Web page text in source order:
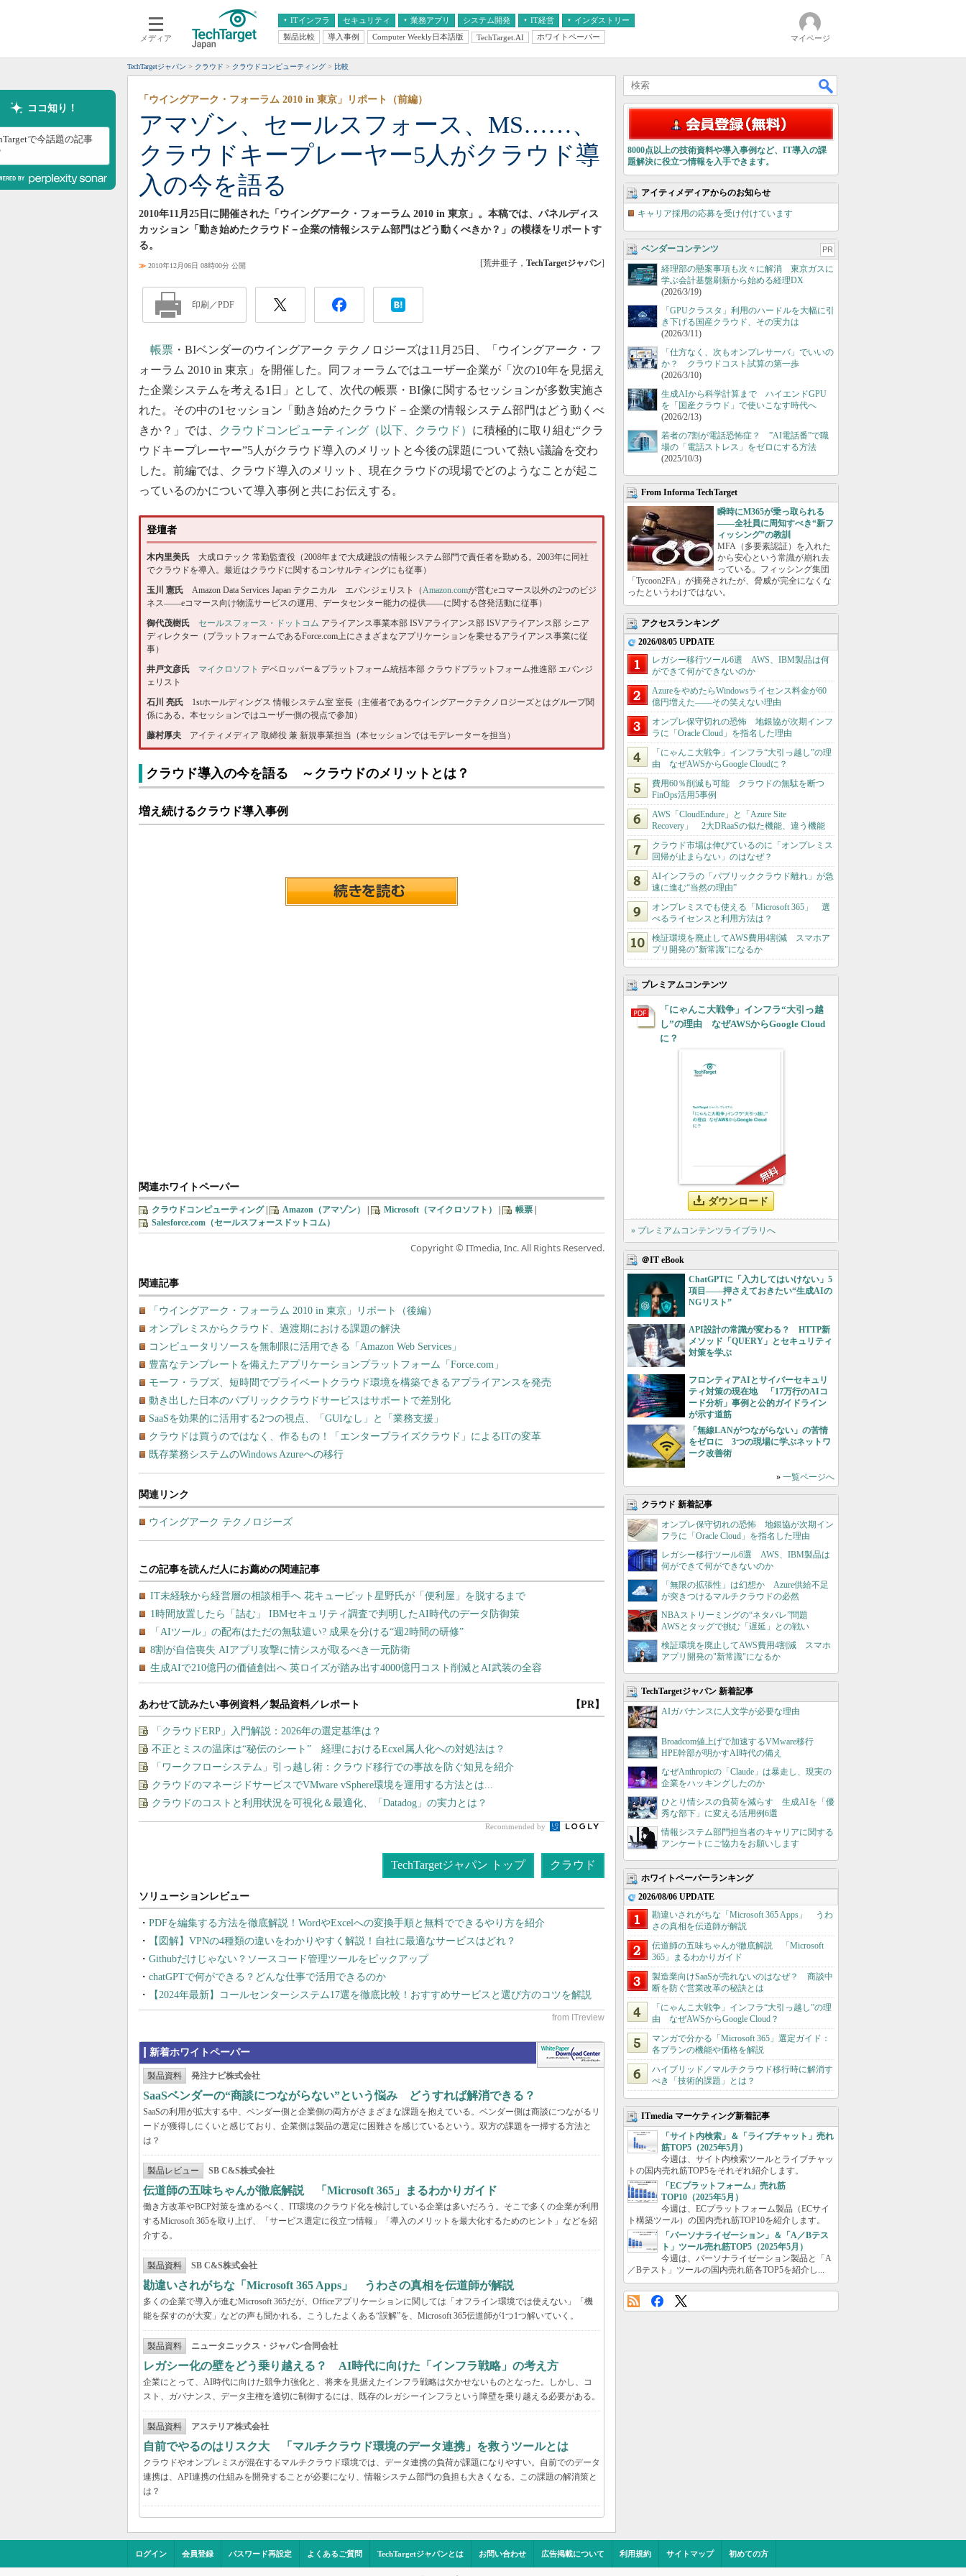
メディア
ITインフラ
クラウド
スマートモバイル
ネットワーク
システム運用管理
セキュリティ 業務アプリ
エンタープライズAI
ERP
CX
情報系システム
システム開発 IT経営
経営とIT
インダストリー
医療IT
製品比較 導入事例 Computer Weekly日本語版 TechTarget.AI ホワイトペーパー マイページ
TechTargetジャパン クラウド クラウドコンピューティング 比較
ココ知り！
で今話題の記事
アマゾン、セールスフォース、MS……、
クラウドキープレーヤー5人がクラウド導
入の今を語る
「ウイングアーク・フォーラム 2010 in 東京」リポート（前編）
2010年11月25日に開催された「ウイングアーク・フォーラム 2010 in 東京」。本稿では、パネルディス
カッション「動き始めたクラウド－企業の情報システム部門はどう動くべきか？」の模様をリポートす
る。
≫ 2010年12月06日 08時00分 公開 [荒井亜子， TechTargetジャパン]
印刷／PDF
帳票 ・BIベンダーのウイングアーク テクノロジーズは11月25日、「ウイングアーク・フ
ォーラム 2010 in 東京」を開催した。同フォーラムではユーザー企業が「次の10年を見据え
た企業システムを考える1日」として、次代の帳票・BI像に関するセッションが多数実施さ
れた。その中の1セッション「動き始めたクラウド－企業の情報システム部門はどう動くべ
きか？」では、
クラウドコンピューティング（以下、クラウド） に積極的に取り組む“クラ
ウドキープレーヤー”5人がクラウド導入のメリットと今後の課題について熱い議論を交わ
した。前編では、クラウド導入のメリット、現在クラウドの現場でどのようなことが起こ
っているのかについて導入事例と共にお伝えする。
登壇者
木内里美氏 大成ロテック 常勤監査役（2008年まで大成建設の情報システム部門で責任者を勤める。2003年に同社
でクラウドを導入。最近はクラウドに関するコンサルティングにも従事）
玉川 憲氏 Amazon Data Services Japan テクニカル エバンジェリスト（Amazon.comが営むeコマース以外の2つのビジ
ネス――eコマース向け物流サービスの運用、データセンター能力の提供――に関する啓発活動に従事）
御代茂樹氏
セールスフォース・ドットコム アライアンス事業本部 ISVアライアンス部 ISVアライアンス部 シニア
ディレクター（プラットフォームであるForce.com上にさまざまなアプリケーションを乗せるアライアンス事業に従
事）
井戸文彦氏
マイクロソフト デベロッパー＆プラットフォーム統括本部 クラウドプラットフォーム推進部 エバンジ
ェリスト
石川 亮氏 1stホールディングス 情報システム室 室長（主催者であるウイングアークテクノロジーズとはグループ関
係にある。本セッションではユーザー側の視点で参加）
藤村厚夫 アイティメディア 取締役 兼 新規事業担当（本セッションではモデレーターを担当）
クラウド導入の今を語る ～クラウドのメリットとは？
増え続けるクラウド導入事例
関連ホワイトペーパー
クラウドコンピューティング| Amazon（アマゾン） Microsoft（マイクロソフト） 帳票
Salesforce.com（セールスフォースドットコム）
Copyright © ITmedia, Inc. All Rights Reserved.
関連記事
「ウイングアーク・フォーラム 2010 in 東京」リポート（後編）
オンプレミスからクラウド、過渡期における課題の解決
コンピュータリソースを無制限に活用できる「Amazon Web Services」
豊富なテンプレートを備えたアプリケーションプラットフォーム「Force.com」
モーフ・ラブズ、短時間でプライベートクラウド環境を構築できるアプライアンスを発売
動き出した日本のパブリッククラウドサービスはサポートで差別化
SaaSを効果的に活用する2つの視点、「GUIなし」と「業務支援」
クラウドは買うのではなく、作るもの！「エンタープライズクラウド」によるITの変革
既存業務システムのWindows Azureへの移行
関連リンク
ウイングアーク テクノロジーズ
あわせて読みたい事例資料／製品資料／レポート 【PR】
「クラウドERP」入門解説：2026年の選定基準は？
不正とミスの温床は“秘伝のシート” 経理におけるEcxel属人化への対処法は？
「ワークフローシステム」引っ越し術：クラウド移行での事故を防ぐ知見を紹介
クラウドのマネージドサービスでVMware vSphere環境を運用する方法とは...
クラウドのコストと利用状況を可視化＆最適化、「Datadog」の実力とは？
Recommended by
TechTargetジャパン トップ クラウド
PDFを編集する方法を徹底解説！WordやExcelへの変換手順と無料でできるやり方を紹介
【図解】VPNの4種類の違いをわかりやすく解説！自社に最適なサービスはどれ？
Githubだけじゃない？ソースコード管理ツールをピックアップ
chatGPTで何ができる？どんな仕事で活用できるのか
【2024年最新】コールセンターシステム17選を徹底比較！おすすめサービスと選び方のコツを解説
新着ホワイトペーパー
製品資料 発注ナビ株式会社
SaaSベンダーの“商談につながらない”という悩み どうすれば解消できる？
SaaSの利用が拡大する中、ベンダー側と企業側の両方がさまざまな課題を抱えている。ベンダー側は商談につながるリ
ードが獲得しにくいと感じており、企業側は製品の選定に困難さを感じているという。双方の課題を一掃する方法と
は？
製品レビュー SB C&S株式会社
伝道師の五味ちゃんが徹底解説 「Microsoft 365」まるわかりガイド
働き方改革やBCP対策を進めるべく、IT環境のクラウド化を検討している企業は多いだろう。そこで多くの企業が利用
するMicrosoft 365を取り上げ、「サービス選定に役立つ情報」「導入のメリットを最大化するためのヒント」などを紹
介する。
製品資料 SB C&S株式会社
勘違いされがちな「Microsoft 365 Apps」 うわさの真相を伝道師が解説
多くの企業で導入が進むMicrosoft 365だが、Officeアプリケーションに関しては「オフライン環境では使えない」「機
能を探すのが大変」などの声も聞かれる。こうしたよくある“誤解”を、Microsoft 365伝道師が1つ1つ解いていく。
製品資料 ニュータニックス・ジャパン合同会社
レガシー化の壁をどう乗り越える？ AI時代に向けた「インフラ戦略」の考え方
企業にとって、AI時代に向けた競争力強化と、将来を見据えたインフラ戦略は欠かせないものとなった。しかし、コ
スト、ガバナンス、データ主権を適切に制御するには、既存のレガシーインフラという障壁を乗り越える必要がある。
製品資料 アステリア株式会社
自前でやるのはリスク大 「マルチクラウド環境のデータ連携」を救うツールとは
クラウドやオンプレミスが混在するマルチクラウド環境では、データ連携の負荷が課題になりやすい。自前でのデータ
連携は、API連携の仕組みを開発することが必要になり、情報システム部門の負担も大きくなる。この課題の解消策と
は？
8000点以上の技術資料や導入事例など、IT導入の課
題解決に役立つ情報を入手できます。
アイティメディアからのお知らせ
キャリア採用の応募を受け付けています
ベンダーコンテンツ PR
経理部の懸案事項も次々に解消 東京ガスに
学ぶ会計基盤刷新から始める経理DX
(2026/3/19)
「GPUクラスタ」利用のハードルを大幅に引
き下げる国産クラウド、その実力は
(2026/3/11)
「仕方なく、次もオンプレサーバ」でいいの
か？ クラウドコスト試算の第一歩
(2026/3/10)
生成AIから科学計算まで ハイエンドGPU
を「国産クラウド」で使いこなす時代へ
(2026/2/13)
若者の7割が電話恐怖症？ ”AI電話番”で職
場の「電話ストレス」をゼロにする方法
(2025/10/3)
From Informa TechTarget
瞬時にM365が乗っ取られる
――全社員に周知すべき“新フ
ィッシング”の教訓
MFA（多要素認証）を入れた
から安心という常識が崩れ去
っている。フィッシング集団
「Tycoon2FA」が摘発されたが、脅威が完全になくな
ったというわけではない。
アクセスランキング
2026/08/05 UPDATE
レガシー移行ツール6選 AWS、IBM製品は何
ができて何ができないのか
AzureをやめたらWindowsライセンス料金が60
億円増えた――その笑えない理由
オンプレ保守切れの恐怖 地銀協が次期インフ
ラに「Oracle Cloud」を指名した理由
「にゃんこ大戦争」インフラ“大引っ越し”の理
由 なぜAWSからGoogle Cloudに？
費用60％削減も可能 クラウドの無駄を断つ
FinOps活用5事例
AWS「CloudEndure」と「Azure Site
Recovery」 2大DRaaSの似た機能、違う機能
クラウド市場は伸びているのに「オンプレミス
回帰が止まらない」のはなぜ？
AIインフラの「パブリッククラウド離れ」が急
速に進む“当然の理由”
オンプレミスでも使える「Microsoft 365」 選
べるライセンスと利用方法は？
検証環境を廃止してAWS費用4割減 スマホア
プリ開発の"新常識"になるか
プレミアムコンテンツ
「にゃんこ大戦争」インフラ“大引っ越
し”の理由 なぜAWSからGoogle Cloud
に？
ダウンロード
» プレミアムコンテンツライブラリへ
＠IT eBook
ChatGPTに「入力してはいけない」5
項目――押さえておきたい“生成AIの
NGリスト”
API設計の常識が変わる？ HTTP新
メソッド「QUERY」とセキュリティ
対策を学ぶ
フロンティアAIとサイバーセキュリ
ティ対策の現在地 「17万行のAIコ
ード分析」事例と公的ガイドライン
が示す道筋
「無線LANがつながらない」の苦情
をゼロに 3つの現場に学ぶネットワ
ーク改善術
» 一覧ページへ
クラウド 新着記事
オンプレ保守切れの恐怖 地銀協が次期イン
フラに「Oracle Cloud」を指名した理由
レガシー移行ツール6選 AWS、IBM製品は
何ができて何ができないのか
「無限の拡張性」は幻想か Azure供給不足
が突きつけるマルチクラウドの必然
NBAストリーミングの“ネタバレ”問題
AWSとタッグで挑む「遅延」との戦い
検証環境を廃止してAWS費用4割減 スマホ
アプリ開発の"新常識"になるか
TechTargetジャパン 新着記事
AIガバナンスに人文学が必要な理由
Broadcom値上げで加速するVMware移行
HPE幹部が明かすAI時代の備え
なぜAnthropicの「Claude」は暴走し、現実の
企業をハッキングしたのか
ひとり情シスの負荷を減らす 生成AIを「優
秀な部下」に変える活用例6選
情報システム部門担当者のキャリアに関する
アンケートにご協力をお願いします
ホワイトペーパーランキング
2026/08/06 UPDATE
勘違いされがちな「Microsoft 365 Apps」 うわ
さの真相を伝道師が解説
伝道師の五味ちゃんが徹底解説 「Microsoft
365」まるわかりガイド
製造業向けSaaSが売れないのはなぜ？ 商談中
断を防ぐ営業改革の秘訣とは
「にゃんこ大戦争」インフラ“大引っ越し”の理
由 なぜAWSからGoogle Cloud？
マンガで分かる「Microsoft 365」選定ガイド：
各プランの機能や価格を解説
ハイブリッド／マルチクラウド移行時に解消す
べき「技術的課題」とは？
ITmedia マーケティング新着記事
「サイト内検索」＆「ライブチャット」売れ
筋TOP5（2025年5月）
今週は、サイト内検索ツールとライブチャッ
トの国内売れ筋TOP5をそれぞれ紹介します。
「ECプラットフォーム」売れ筋
TOP10（2025年5月）
今週は、ECプラットフォーム製品（ECサイ
ト構築ツール）の国内売れ筋TOP10を紹介します。
「パーソナライゼーション」＆「A／Bテス
ト」ツール売れ筋TOP5（2025年5月）
今週は、パーソナライゼーション製品と「A
／Bテスト」ツールの国内売れ筋各TOP5を紹介し...
ログイン 会員登録 パスワード再設定 よくあるご質問 TechTargetジャパンとは お問い合わせ 広告掲載について 利用規約 サイトマップ 初めての方